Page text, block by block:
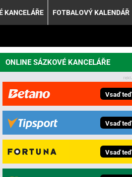
KANCELÁŘE FOTBALOVÝ KALENDÁŘ
ONLINE SÁZKOVÉ KANCELÁŘE
Vsaď teď
Vsaď teď
Vsaď teď